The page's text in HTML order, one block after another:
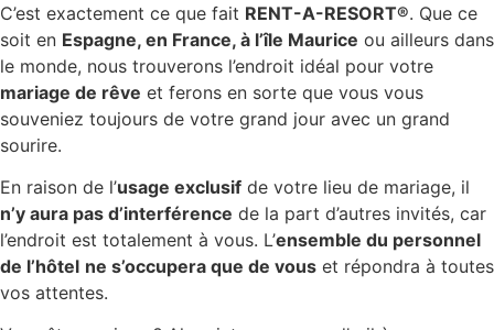
C’est exactement ce que fait RENT-A-RESORT®. Que ce
soit en Espagne, en France, à l’île Maurice ou ailleurs dans
le monde, nous trouverons l’endroit idéal pour votre
mariage de rêve et ferons en sorte que vous vous
souveniez toujours de votre grand jour avec un grand
sourire.
En raison de l’usage exclusif de votre lieu de mariage, il
n’y aura pas d’interférence de la part d’autres invités, car
l’endroit est totalement à vous. L’ensemble du personnel
de l’hôtel ne s’occupera que de vous et répondra à toutes
vos attentes.